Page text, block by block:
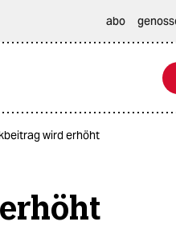
abo
wird erhöht